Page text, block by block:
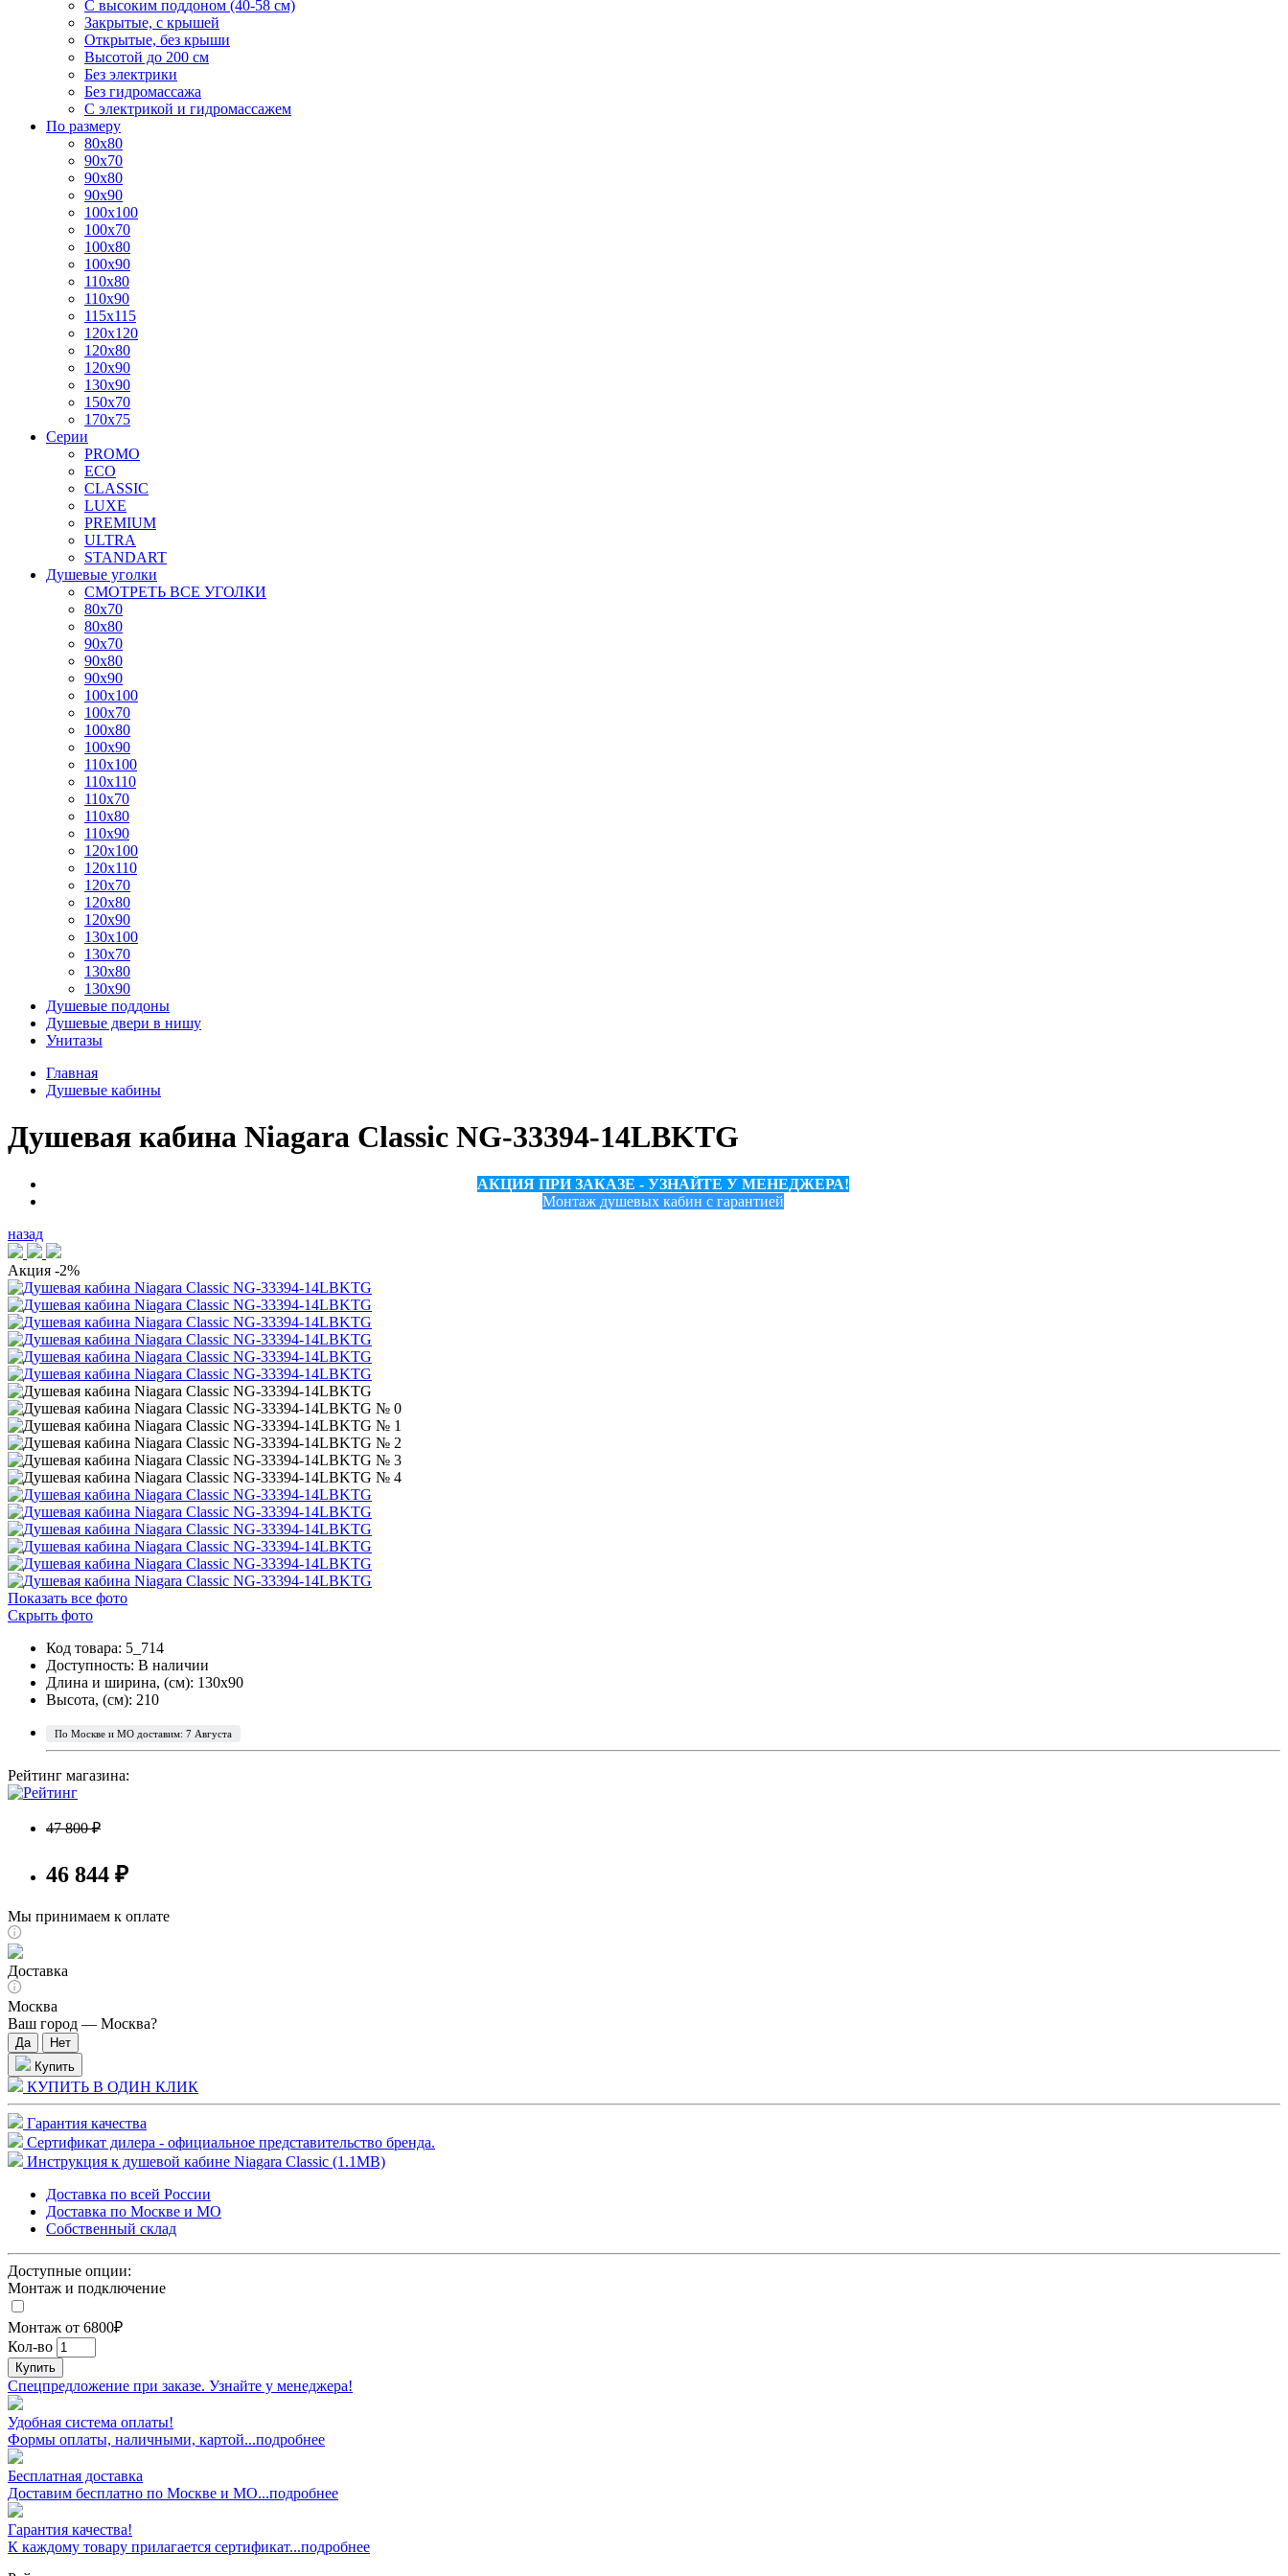
С высоким поддоном (40-58 см)
Закрытые, с крышей
Открытые, без крыши
Высотой до 200 см
Без электрики
Без гидромассажа
С электрикой и гидромассажем
По размеру
80x80
90x70
90x80
90x90
100x100
100x70
100x80
100x90
110x80
110x90
115x115
120x120
120x80
120x90
130x90
150x70
170x75
Серии
PROMO
ECO
CLASSIC
LUXE
PREMIUM
ULTRA
STANDART
Душевые уголки
СМОТРЕТЬ ВСЕ УГОЛКИ
80x70
80x80
90x70
90x80
90x90
100x100
100x70
100x80
100x90
110x100
110x110
110x70
110x80
110x90
120x100
120x110
120x70
120x80
120x90
130x100
130x70
130x80
130x90
Душевые поддоны
Душевые двери в нишу
Унитазы
Главная
Душевые кабины
Душевая кабина Niagara Classic NG-33394-14LBKTG
АКЦИЯ ПРИ ЗАКАЗЕ - УЗНАЙТЕ У МЕНЕДЖЕРА!
Монтаж душевых кабин с гарантией
назад
Акция -2%
Показать все фото
Скрыть фото
Код товара: 5_714
Доступность: В наличии
Длина и ширина, (см): 130x90
Высота, (см): 210
По Москве и МО доставим: 7 Августа
Рейтинг магазина:
47 800 ₽
46 844 ₽
Мы принимаем к оплате
Доставка
Москва
Ваш город — Москва?
Купить
КУПИТЬ В ОДИН КЛИК
Гарантия качества
Сертификат дилера - официальное представительство бренда.
Инструкция к душевой кабине Niagara Classic (1.1MB)
Доставка по всей России
Доставка по Москве и МО
Собственный склад
Доступные опции:
Монтаж и подключение
Монтаж от 6800₽
Кол-во
Купить
Спецпредложение при заказе. Узнайте у менеджера!
Удобная система оплаты!
Формы оплаты, наличными, картой...подробнее
Бесплатная доставка
Доставим бесплатно по Москве и МО...подробнее
Гарантия качества!
К каждому товару прилагается сертификат...подробнее